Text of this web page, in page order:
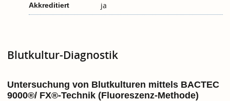
Akkreditiert ja
Blutkultur-Diagnostik
Untersuchung von Blutkulturen mittels BACTEC
9000®/ FX®-Technik (Fluoreszenz-Methode)